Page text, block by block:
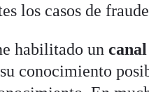
los casos de
habilitado un
conocimiento